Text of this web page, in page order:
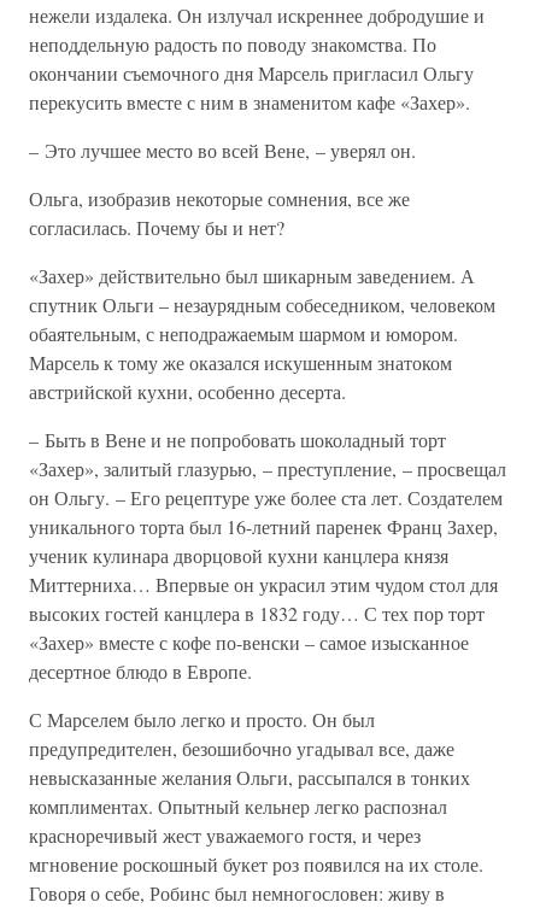
нежели издалека. Он излучал искреннее добродушие и
неподдельную радость по поводу знакомства. По
окончании съемочного дня Марсель пригласил Ольгу
перекусить вместе с ним в знаменитом кафе «Захер».
– Это лучшее место во всей Вене, – уверял он.
Ольга, изобразив некоторые сомнения, все же
согласилась. Почему бы и нет?
«Захер» действительно был шикарным заведением. А
спутник Ольги – незаурядным собеседником, человеком
обаятельным, с неподражаемым шармом и юмором.
Марсель к тому же оказался искушенным знатоком
австрийской кухни, особенно десерта.
– Быть в Вене и не попробовать шоколадный торт
«Захер», залитый глазурью, – преступление, – просвещал
он Ольгу. – Его рецептуре уже более ста лет. Создателем
уникального торта был 16-летний паренек Франц Захер,
ученик кулинара дворцовой кухни канцлера князя
Миттерниха… Впервые он украсил этим чудом стол для
высоких гостей канцлера в 1832 году… С тех пор торт
«Захер» вместе с кофе по-венски – самое изысканное
десертное блюдо в Европе.
С Марселем было легко и просто. Он был
предупредителен, безошибочно угадывал все, даже
невысказанные желания Ольги, рассыпался в тонких
комплиментах. Опытный кельнер легко распознал
красноречивый жест уважаемого гостя, и через
мгновение роскошный букет роз появился на их столе.
Говоря о себе, Робинс был немногословен: живу в